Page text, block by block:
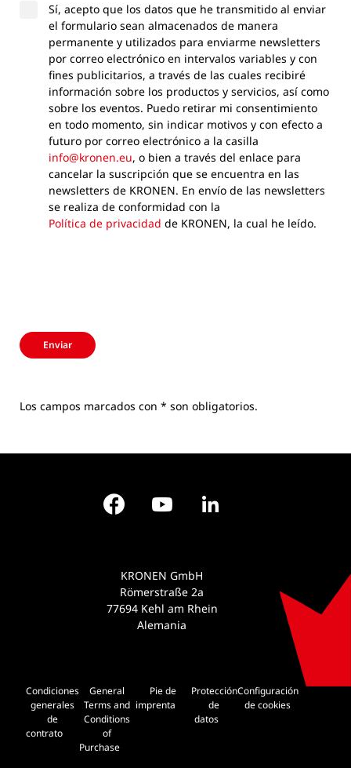
Sí, acepto que los datos que he transmitido al enviar
el formulario sean almacenados de manera
permanente y utilizados para enviarme newsletters
por correo electrónico en intervalos variables y con
fines publicitarios, a través de las cuales recibiré
información sobre los productos y servicios, así como
sobre los eventos. Puedo retirar mi consentimiento
en todo momento, sin indicar motivos y con efecto a
futuro por correo electrónico a la casilla
info@kronen.eu, o bien a través del enlace para
cancelar la suscripción que se encuentra en las
newsletters de KRONEN. En envío de las newsletters
se realiza de conformidad con la
Política de privacidad de KRONEN, la cual he leído.
Enviar
Los campos marcados con * son obligatorios.
FacebookYouTube
Condiciones
generales
de
contrato
General
Terms and
Conditions
of
Purchase
Pie de
imprenta
Protección
de
datos
Configuración
de cookies
KRONEN GmbH
Römerstraße 2a
77694 Kehl am Rhein
Alemania